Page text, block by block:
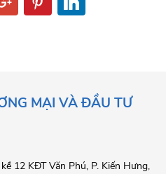
MẠI VÀ ĐẦU TƯ
12 KĐT Văn Phú, P. Kiến Hưng,